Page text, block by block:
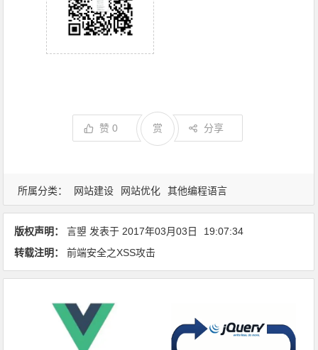
赞0 分享
赏
所属分类： 网站建设 网站优化 其他编程语言
版权声明： 言曌 发表于2017年03月03日
19:07:34
转载注明：
前端安全之XSS攻击